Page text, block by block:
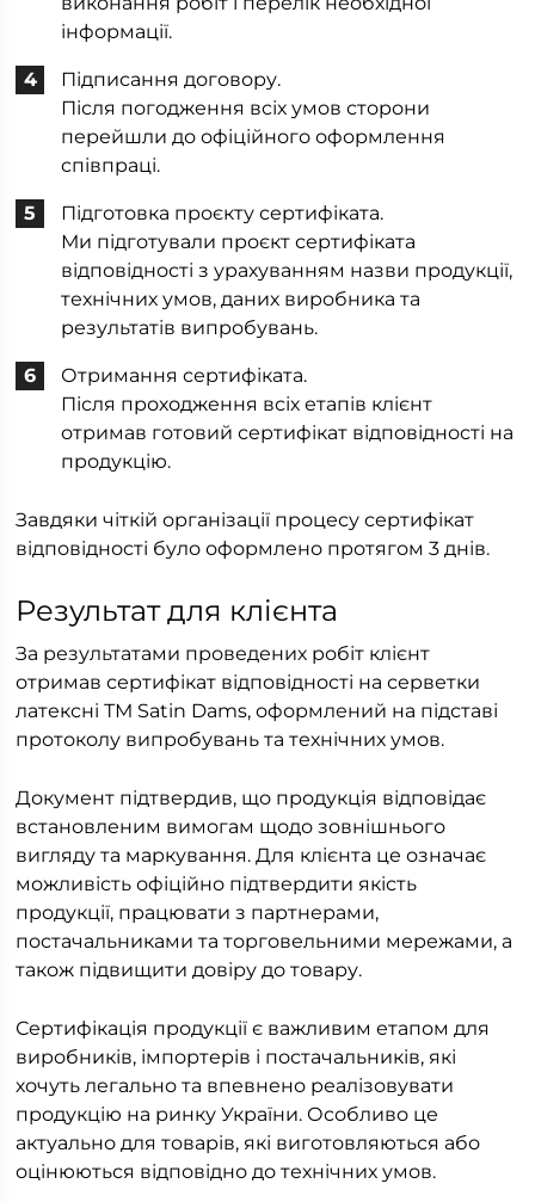
інформації.
Підписання договору.
Після погодження всіх умов сторони
перейшли до офіційного оформлення
співпраці.
Підготовка проєкту сертифіката.
Ми підготували проєкт сертифіката
відповідності з урахуванням назви продукції,
технічних умов, даних виробника та
результатів випробувань.
Отримання сертифіката.
Після проходження всіх етапів клієнт
отримав готовий сертифікат відповідності на
продукцію.
Завдяки чіткій організації процесу сертифікат
відповідності було оформлено протягом 3 днів.
Результат для клієнта
За результатами проведених робіт клієнт
отримав сертифікат відповідності на серветки
латексні ТМ Satin Dams, оформлений на підставі
протоколу випробувань та технічних умов.
Документ підтвердив, що продукція відповідає
встановленим вимогам щодо зовнішнього
вигляду та маркування. Для клієнта це означає
можливість офіційно підтвердити якість
продукції, працювати з партнерами,
постачальниками та торговельними мережами, а
також підвищити довіру до товару.
Сертифікація продукції є важливим етапом для
виробників, імпортерів і постачальників, які
хочуть легально та впевнено реалізовувати
продукцію на ринку України. Особливо це
актуально для товарів, які виготовляються або
оцінюються відповідно до технічних умов.